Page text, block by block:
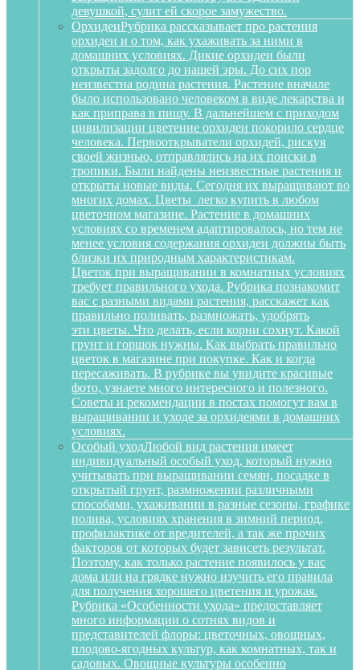
девушкой, сулит ей скорое замужество.
ОрхидеиРубрика рассказывает про растения
орхидеи и о том, как ухаживать за ними в
домашних условиях. Дикие орхидеи были
открыты задолго до нашей эры. До сих пор
неизвестна родина растения. Растение вначале
было использовано человеком в виде лекарства и
как приправа в пищу. В дальнейшем с приходом
цивилизации цветение орхидеи покорило сердце
человека. Первооткрыватели орхидей, рискуя
своей жизнью, отправлялись на их поиски в
тропики. Были найдены неизвестные растения и
открыты новые виды. Сегодня их выращивают во
многих домах. Цветы легко купить в любом
цветочном магазине. Растение в домашних
условиях со временем адаптировалось, но тем не
менее условия содержания орхидеи должны быть
близки их природным характеристикам.
Цветок при выращивании в комнатных условиях
требует правильного ухода. Рубрика познакомит
вас с разными видами растения, расскажет как
правильно поливать, размножать, удобрять
эти цветы. Что делать, если корни сохнут. Какой
грунт и горшок нужны. Как выбрать правильно
цветок в магазине при покупке. Как и когда
пересаживать. В рубрике вы увидите красивые
фото, узнаете много интересного и полезного.
Советы и рекомендации в постах помогут вам в
выращивании и уходе за орхидеями в домашних
условиях.
Особый уходЛюбой вид растения имеет
индивидуальный особый уход, который нужно
учитывать при выращивании семян, посадке в
открытый грунт, размножении различными
способами, ухаживании в разные сезоны, графике
полива, условиях хранения в зимний период,
профилактике от вредителей, а так же прочих
факторов от которых будет зависеть результат.
Поэтому, как только растение появилось у вас
дома или на грядке нужно изучить его правила
для получения хорошего цветения и урожая.
Рубрика «Особенности ухода» предоставляет
много информации о сотнях видов и
представителей флоры: цветочных, овощных,
плодово-ягодных культур, как комнатных, так и
садовых. Овощные культуры особенно